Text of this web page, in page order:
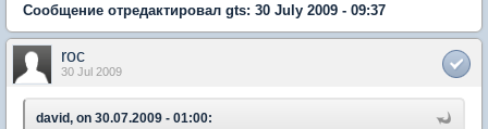
Сообщение отредактировал gts: 30 July 2009 - 09:37
roc
30 Jul 2009
david, on 30.07.2009 - 01:00: